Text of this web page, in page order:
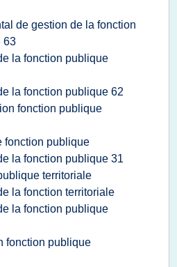
de gestion de la fonction
63
la fonction publique
la fonction publique 62
fonction publique
fonction publique
la fonction publique 31
territoriale
la fonction territoriale
la fonction publique
fonction publique